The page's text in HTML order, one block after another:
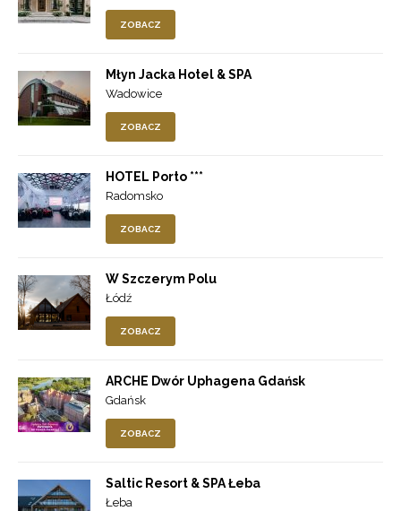
ZOBACZ
Młyn Jacka Hotel & SPA
Wadowice
ZOBACZ
HOTEL Porto ***
Radomsko
ZOBACZ
W Szczerym Polu
Łódź
ZOBACZ
ARCHE Dwór Uphagena Gdańsk
Gdańsk
ZOBACZ
Saltic Resort & SPA Łeba
Łeba